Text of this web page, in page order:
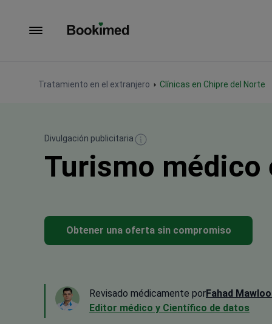
Tratamiento en el extranjero Clínicas en Chipre del Norte
Divulgación publicitaria
Turismo médico
Obtener una oferta sin compromiso
Revisado médicamente porFahad
Editor médico y Científico de datos